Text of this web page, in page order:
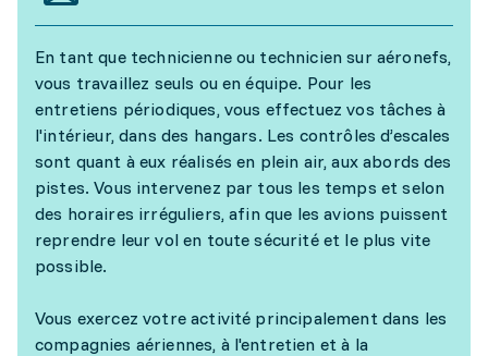
En tant que technicienne ou technicien sur aéronefs,
vous travaillez seuls ou en équipe. Pour les
entretiens périodiques, vous effectuez vos tâches à
l'intérieur, dans des hangars. Les contrôles d’escales
sont quant à eux réalisés en plein air, aux abords des
pistes. Vous intervenez par tous les temps et selon
des horaires irréguliers, afin que les avions puissent
reprendre leur vol en toute sécurité et le plus vite
possible.
Vous exercez votre activité principalement dans les
compagnies aériennes, à l'entretien et à la